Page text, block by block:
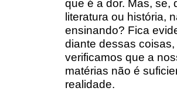
que é a dor. Mas, se,
literatura ou história,
ensinando? Fica
diante dessas
verificamos que a
matérias não é
realidade.